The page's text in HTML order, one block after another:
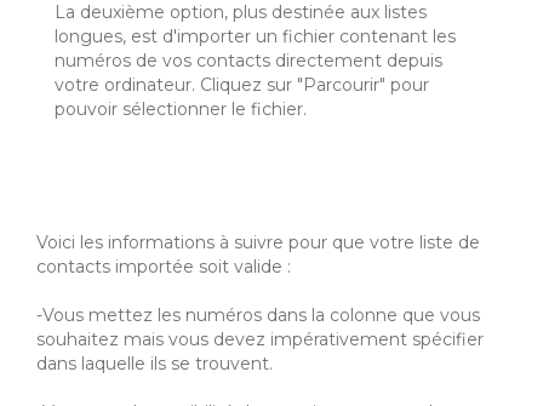
La deuxième option, plus destinée aux listes
longues, est d'importer un fichier contenant les
numéros de vos contacts directement depuis
votre ordinateur. Cliquez sur "Parcourir" pour
pouvoir sélectionner le fichier.
Voici les informations à suivre pour que votre liste de
contacts importée soit valide :
-Vous mettez les numéros dans la colonne que vous
souhaitez mais vous devez impérativement spécifier
dans laquelle ils se trouvent.